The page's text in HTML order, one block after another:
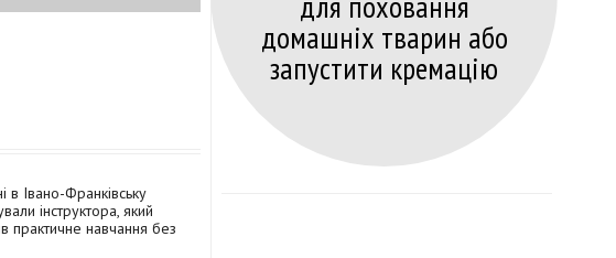
в Івано-Франківську
інструктора, який
практичне навчання без
домашніх тварин або
запустити кремацію